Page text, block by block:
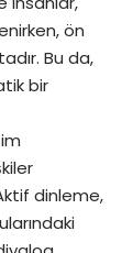
ön
Bu da,
bir
dinleme,